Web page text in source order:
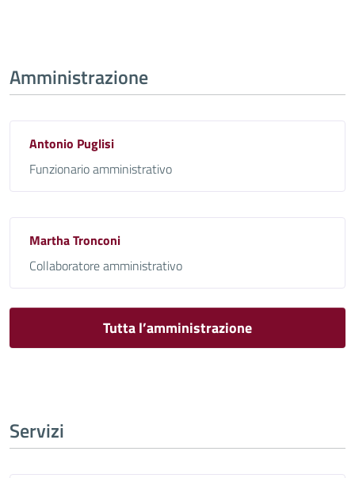
Amministrazione
Antonio Puglisi
Funzionario amministrativo
Martha Tronconi
Collaboratore amministrativo
Tutta l’amministrazione
Servizi